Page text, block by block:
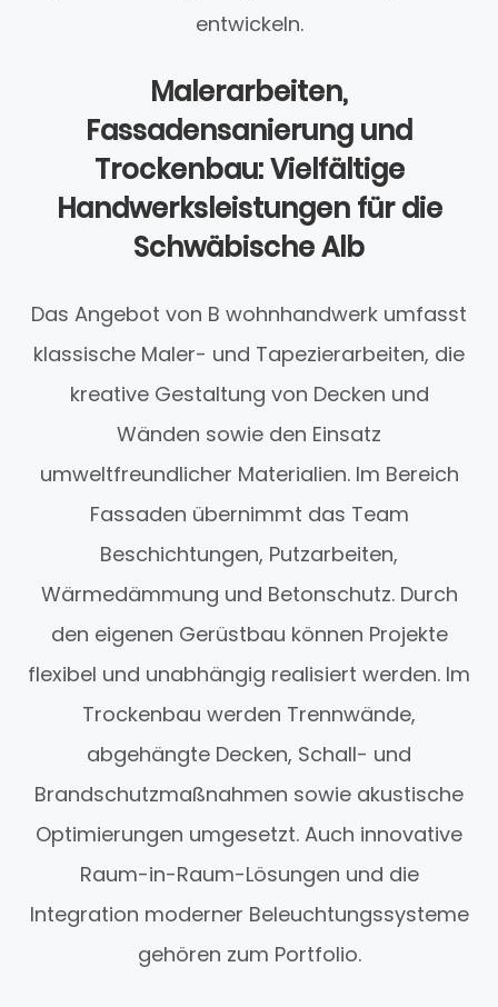
entwickeln.
Malerarbeiten,
Fassadensanierung und
Trockenbau: Vielfältige
Handwerksleistungen für die
Schwäbische Alb
Das Angebot von B wohnhandwerk umfasst
klassische Maler- und Tapezierarbeiten, die
kreative Gestaltung von Decken und
Wänden sowie den Einsatz
umweltfreundlicher Materialien. Im Bereich
Fassaden übernimmt das Team
Beschichtungen, Putzarbeiten,
Wärmedämmung und Betonschutz. Durch
den eigenen Gerüstbau können Projekte
flexibel und unabhängig realisiert werden. Im
Trockenbau werden Trennwände,
abgehängte Decken, Schall- und
Brandschutzmaßnahmen sowie akustische
Optimierungen umgesetzt. Auch innovative
Raum-in-Raum-Lösungen und die
Integration moderner Beleuchtungssysteme
gehören zum Portfolio.